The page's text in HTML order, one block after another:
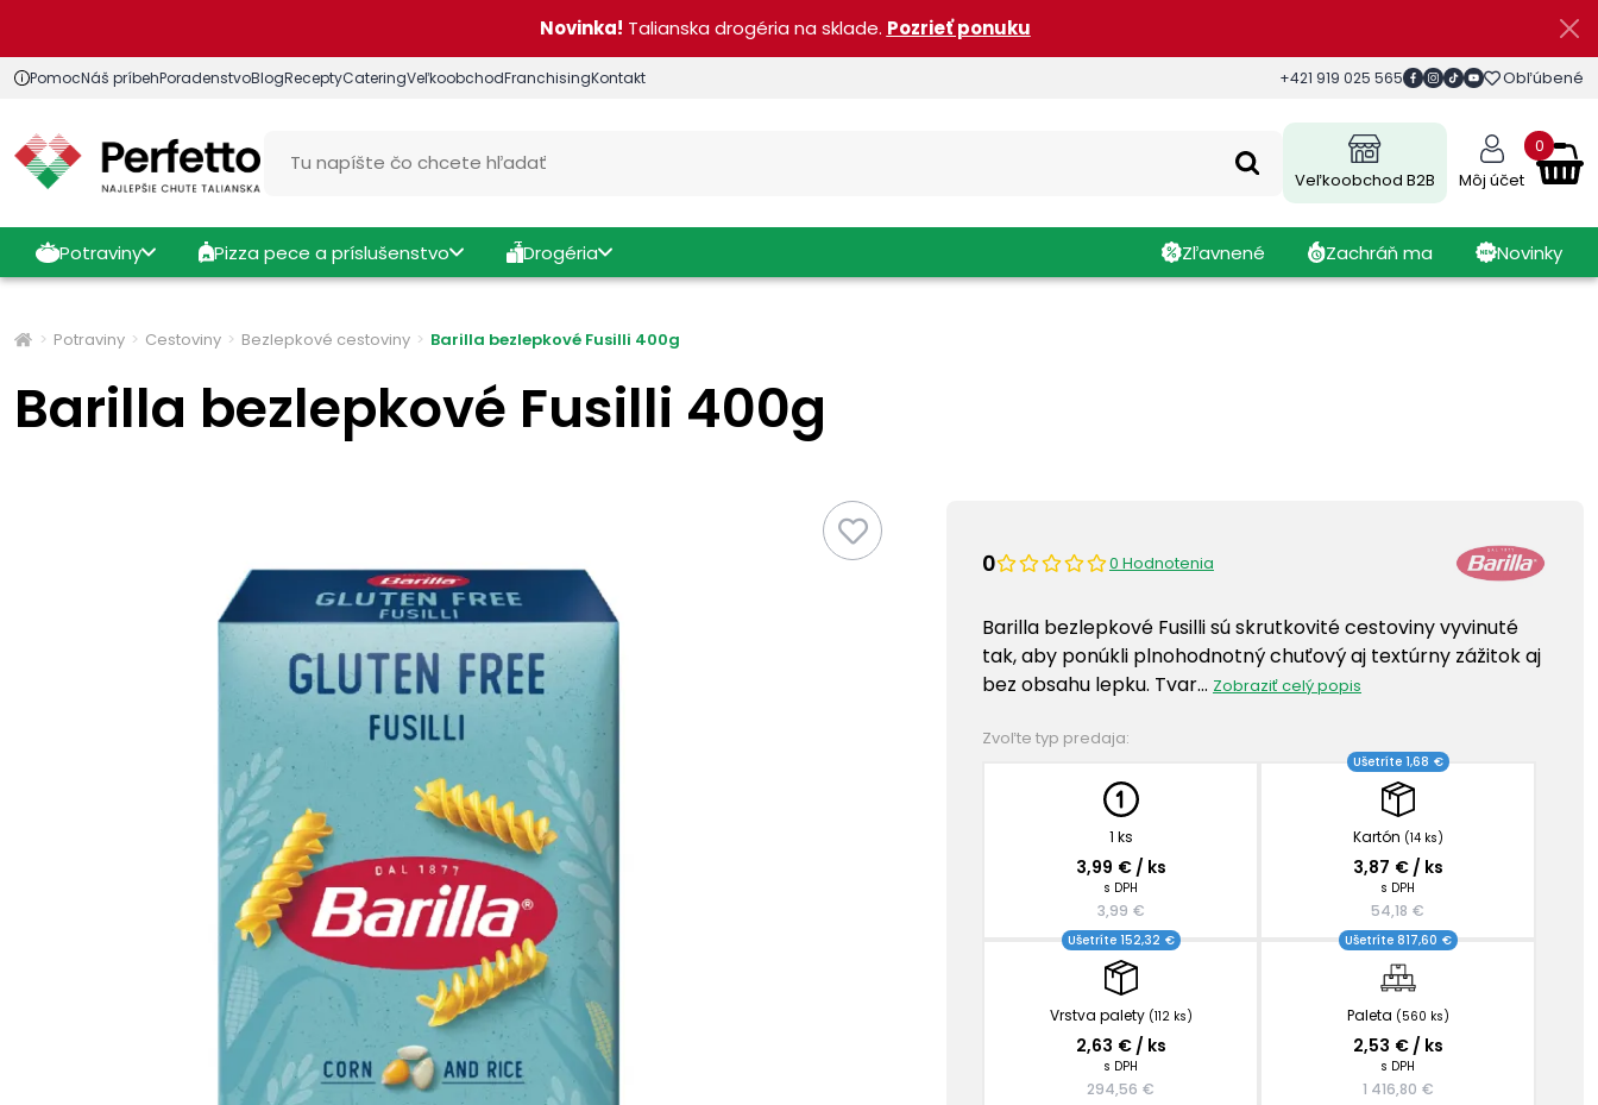
Novinka! Talianska drogéria na sklade. Pozrieť ponuku
PomocNáš príbehPoradenstvoBlogReceptyCateringVeľkoobchodFranchisingKontakt +421 919 025 565 Obľúbené
Veľkoobchod B2B Môj účet
0
Potraviny Pizza pece a príslušenstvo Drogéria Zľavnené Zachráň ma Novinky
Potraviny Cestoviny Bezlepkové cestoviny Barilla bezlepkové Fusilli 400g
Barilla bezlepkové Fusilli 400g
0 0 Hodnotenia
Barilla bezlepkové Fusilli sú skrutkovité cestoviny vyvinuté
tak, aby ponúkli plnohodnotný chuťový aj textúrny zážitok aj
bez obsahu lepku. Tvar… Zobraziť celý popis
Zvoľte typ predaja:
1 ks
3,99 € / ks
s DPH
3,99 €
Kartón (14 ks)
Ušetríte 1,68 €
3,87 € / ks
s DPH
54,18 €
Vrstva palety (112 ks)
Ušetríte 152,32 €
2,63 € / ks
s DPH
294,56 €
Paleta (560 ks)
Ušetríte 817,60 €
2,53 € / ks
s DPH
1 416,80 €